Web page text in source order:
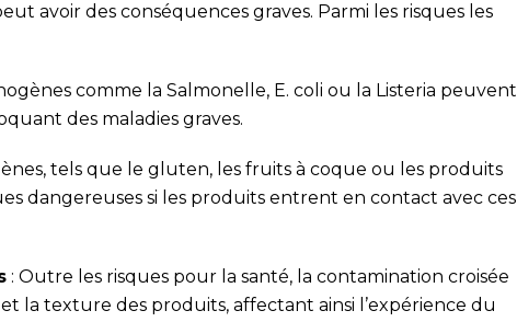
avoir des conséquences graves. Parmi les risques les
comme la Salmonelle, E. coli ou la Listeria peuvent
des maladies graves.
tels que le gluten, les fruits à coque ou les produits
dangereuses si les produits entrent en contact avec ces
: Outre les risques pour la santé, la contamination croisée
la texture des produits, affectant ainsi l’expérience du